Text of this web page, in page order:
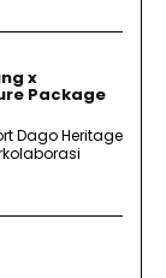
x
Package
Dago Heritage